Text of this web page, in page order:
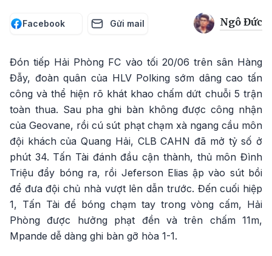
Facebook Gửi mail Ngô Đức
Đón tiếp Hải Phòng FC vào tối 20/06 trên sân Hàng
Đẫy, đoàn quân của HLV Polking sớm dâng cao tấn
công và thể hiện rõ khát khao chấm dứt chuỗi 5 trận
toàn thua. Sau pha ghi bàn không được công nhận
của Geovane, rồi cú sút phạt chạm xà ngang cầu môn
đội khách của Quang Hải, CLB CAHN đã mở tỷ số ở
phút 34. Tấn Tài đánh đầu cận thành, thủ môn Đình
Triệu đẩy bóng ra, rồi Jeferson Elias ập vào sút bồi
để đưa đội chủ nhà vượt lên dẫn trước. Đến cuối hiệp
1, Tấn Tài để bóng chạm tay trong vòng cấm, Hải
Phòng được hưởng phạt đền và trên chấm 11m,
Mpande dễ dàng ghi bàn gỡ hòa 1-1.